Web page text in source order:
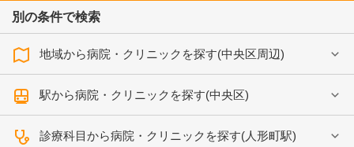
別の条件で検索
地域から病院・クリニックを探す(中央区周辺)
駅から病院・クリニックを探す(中央区)
診療科目から病院・クリニックを探す(人形町駅)